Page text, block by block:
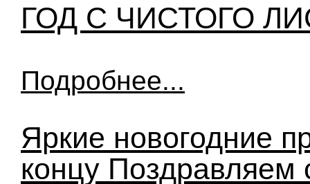
ГОД С ЧИСТОГО
Подробнее...
Яркие новогодние
концу Поздравляем